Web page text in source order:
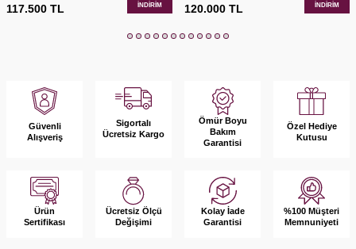
117.500 TL
İNDIRIM
120.000TL
İNDIRIM
Güvenli
Alışveriş
Sigortalı
Ücretsiz Kargo
Ömür Boyu
Bakım
Garantisi
Özel Hediye
Kutusu
Ürün
Sertifikası
Ücretsiz Ölçü
Değişimi
Kolay İade
Garantisi
%100 Müşteri
Memnuniyeti